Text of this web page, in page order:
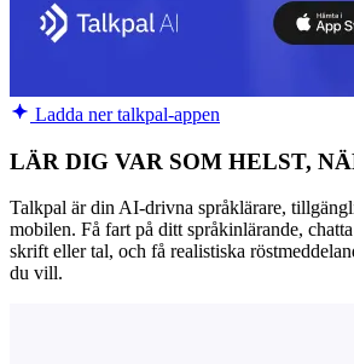
Ladda ner talkpal-appen
LÄR DIG VAR SOM HELST,
Talkpal är din AI-drivna språklärare,
mobilen. Få fart på ditt språkinlärande,
skrift eller tal, och få realistiska
du vill.